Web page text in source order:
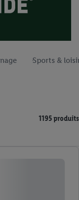
Sports &
1195 produits